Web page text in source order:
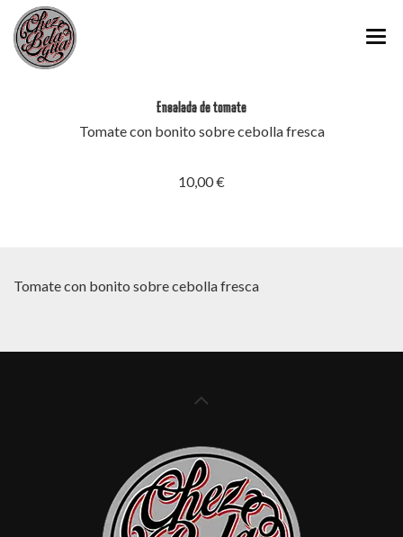
QUIÉNES SOMOS
GALERÍA DE FOTOS
Ensalada de tomate
Tomate con bonito sobre cebolla fresca
10,00 €
Tomate con bonito sobre cebolla fresca